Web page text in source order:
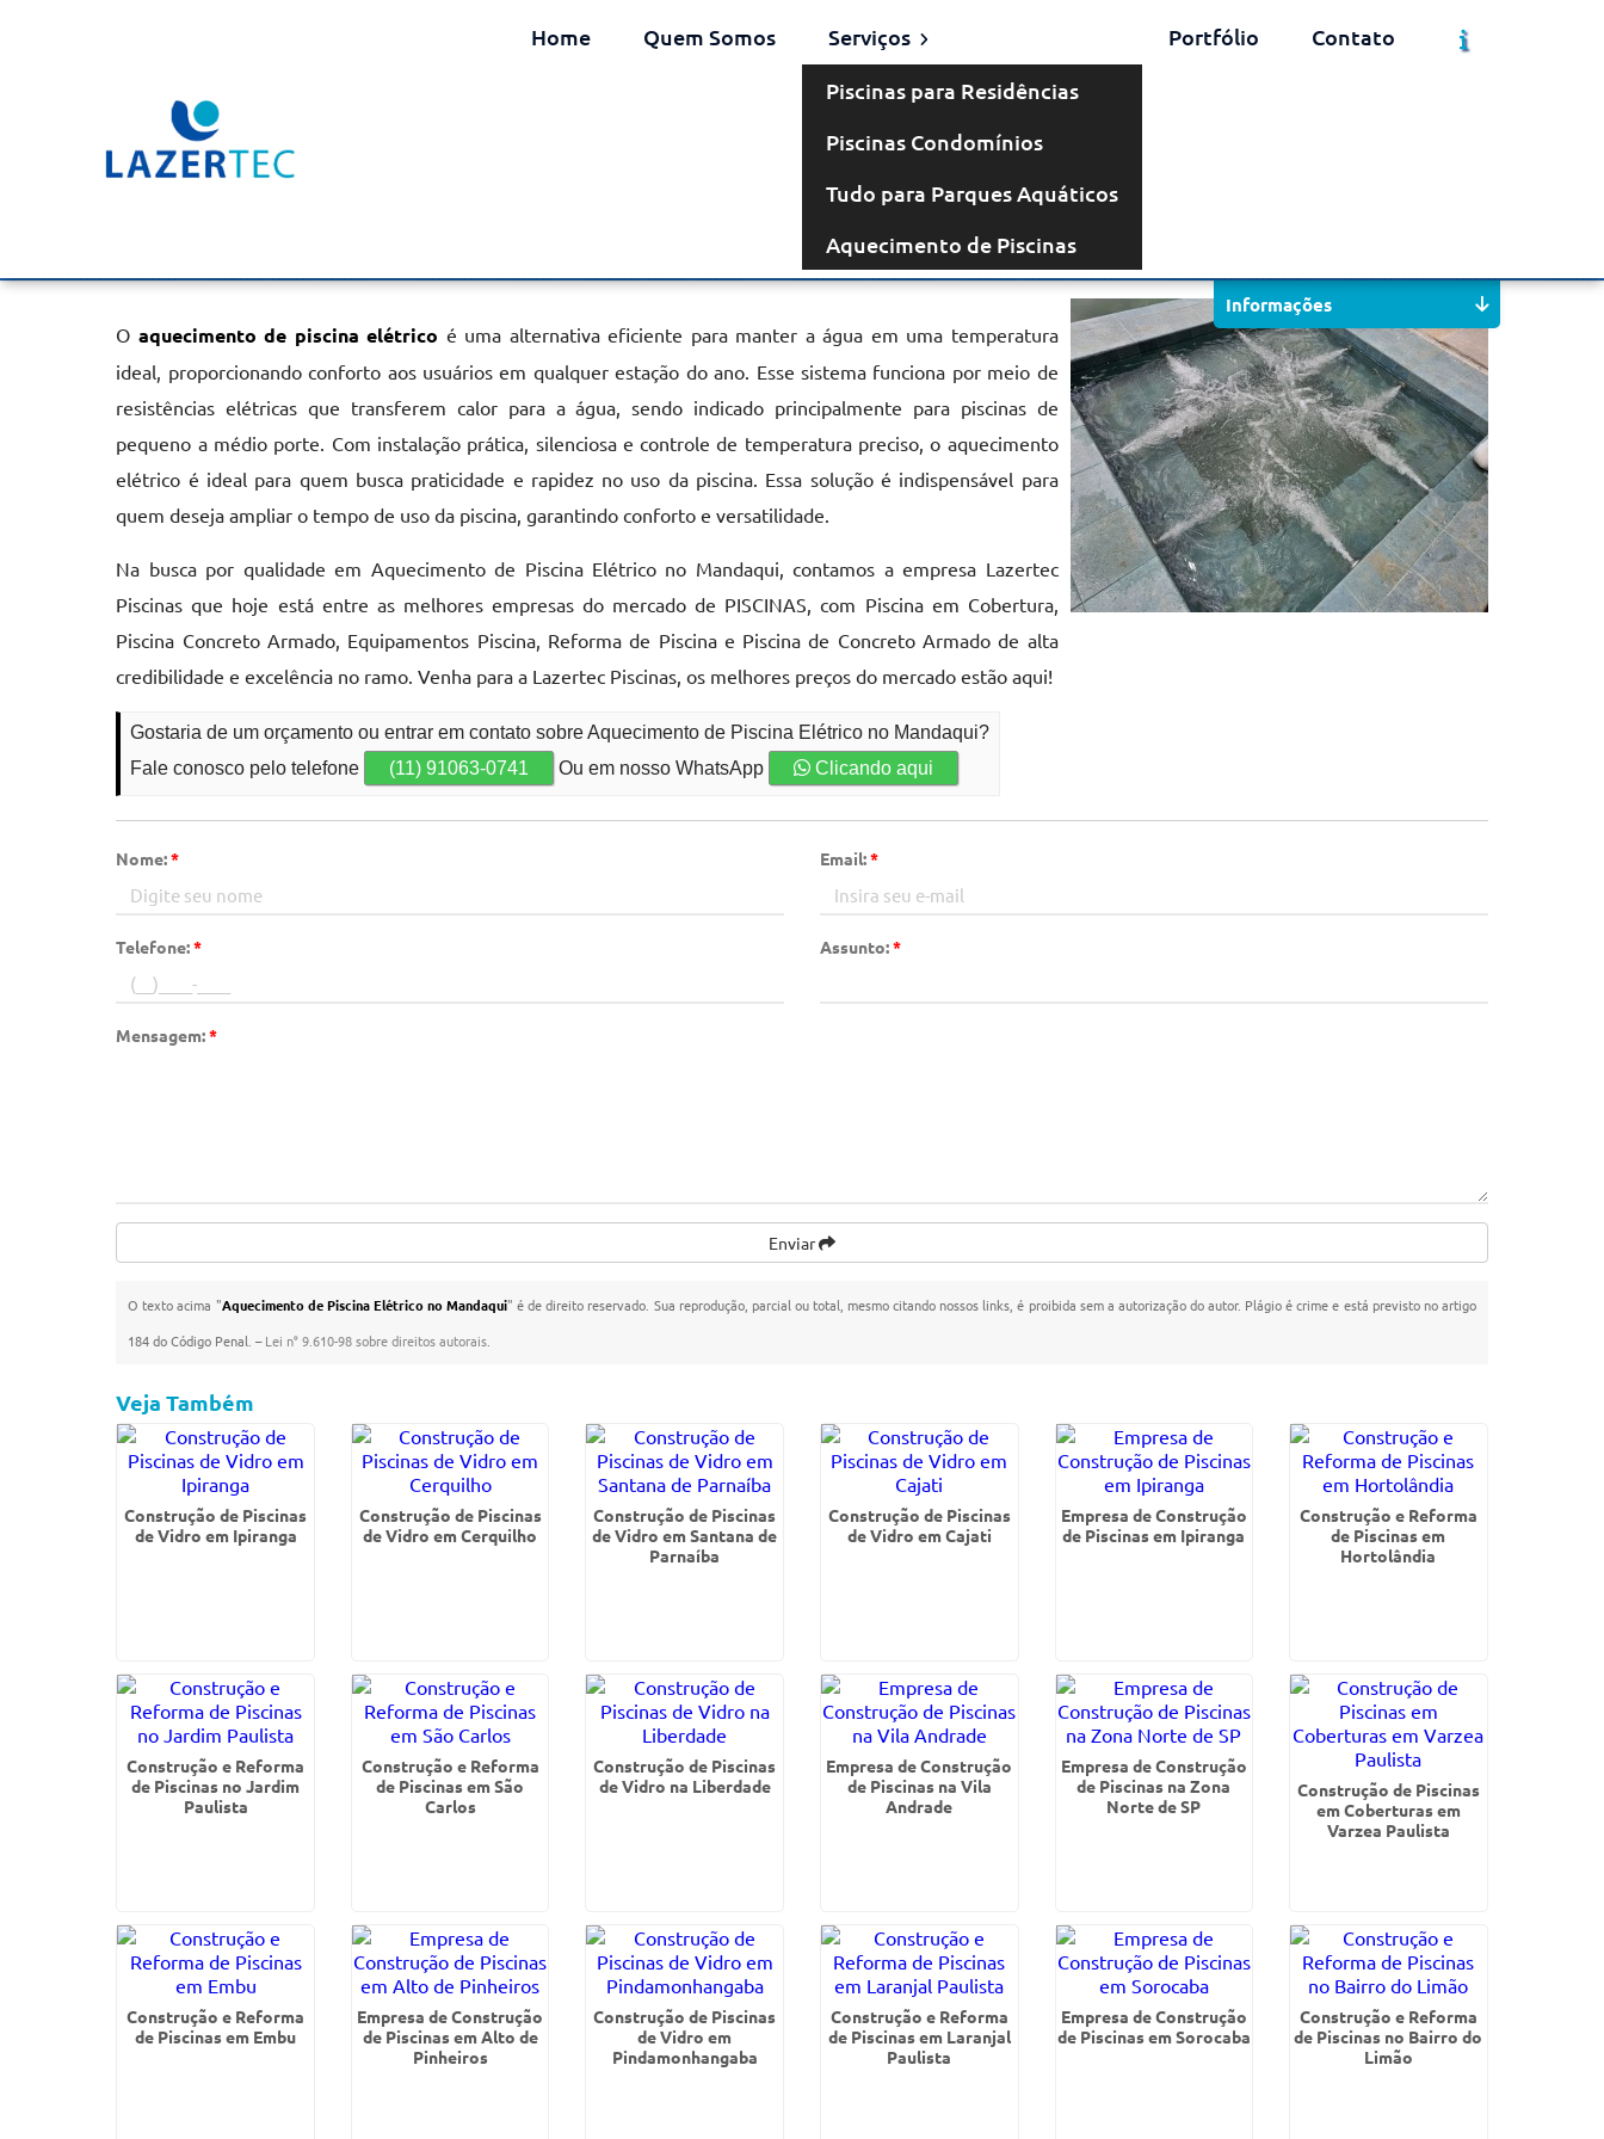
Home Quem Somos
Serviços
Piscinas para Residências
Piscinas Condomínios
Tudo para Parques Aquáticos
Aquecimento de Piscinas
Portfólio Contato
Aquecimento de Piscina Elétrico no
Solicite um Orçamento
O aquecimento de piscina elétrico é uma alternativa eficiente para manter a água em uma temperatura
ideal, proporcionando conforto aos usuários em qualquer estação do ano. Esse sistema funciona por meio de
resistências elétricas que transferem calor para a água, sendo indicado principalmente para piscinas de
pequeno a médio porte. Com instalação prática, silenciosa e controle de temperatura preciso, o aquecimento
elétrico é ideal para quem busca praticidade e rapidez no uso da piscina. Essa solução é indispensável para
quem deseja ampliar o tempo de uso da piscina, garantindo conforto e versatilidade.
Na busca por qualidade em Aquecimento de Piscina Elétrico no Mandaqui, contamos a empresa Lazertec
Piscinas que hoje está entre as melhores empresas do mercado de PISCINAS, com Piscina em Cobertura,
Piscina Concreto Armado, Equipamentos Piscina, Reforma de Piscina e Piscina de Concreto Armado de alta
credibilidade e excelência no ramo. Venha para a Lazertec Piscinas, os melhores preços do mercado estão aqui!
Gostaria de um orçamento ou entrar em contato sobre Aquecimento de Piscina Elétrico no Mandaqui?
Fale conosco pelo telefone
(11) 91063-0741 Ou em nosso WhatsApp Clicando aqui
Nome:* Email:*
Telefone:* Assunto:*
Mensagem:*
Enviar
O texto acima "Aquecimento de Piscina Elétrico no Mandaqui" é de direito reservado. Sua reprodução, parcial ou total, mesmo citando nossos links, é proibida sem a autorização do autor. Plágio é crime e está previsto no artigo
184 do Código Penal. –Lei n° 9.610-98 sobre direitos autorais
Informações
Veja Também
Construção de Piscinas
de Vidro em Ipiranga
Construção de Piscinas
de Vidro em Cerquilho
Construção de Piscinas
de Vidro em Santana de
Parnaíba
Construção de Piscinas
de Vidro em Cajati
Empresa de Construção
de Piscinas em Ipiranga
Construção e Reforma
de Piscinas em
Hortolândia
Construção e Reforma
de Piscinas no Jardim
Paulista
Construção e Reforma
de Piscinas em São
Carlos
Construção de Piscinas
de Vidro na Liberdade
Empresa de Construção
de Piscinas na Vila
Andrade
Empresa de Construção
de Piscinas na Zona
Norte de SP
Construção de Piscinas
em Coberturas em
Varzea Paulista
Construção e Reforma
de Piscinas em Embu
Empresa de Construção
de Piscinas em Alto de
Pinheiros
Construção de Piscinas
de Vidro em
Pindamonhangaba
Construção e Reforma
de Piscinas em Laranjal
Paulista
Empresa de Construção
de Piscinas em Sorocaba
Construção e Reforma
de Piscinas no Bairro do
Limão